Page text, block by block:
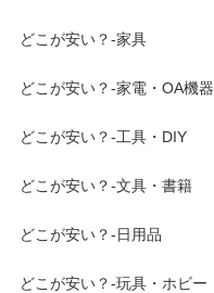
どこが安い？-家具
どこが安い？-家電・OA機器
どこが安い？-工具・DIY
どこが安い？-文具・書籍
どこが安い？-日用品
どこが安い？-玩具・ホビー